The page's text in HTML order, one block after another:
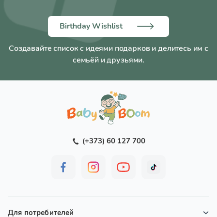
Birthday Wishlist
Создавайте список с идеями подарков и делитесь им с
семьёй и друзьями.
(+373) 60 127 700
Для потребителей